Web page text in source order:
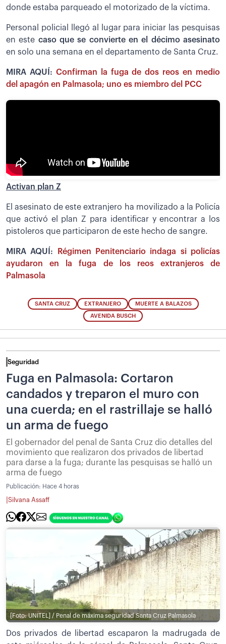
donde estaba parqueado el motorizado de la víctima.
Personal policial llegó al lugar para iniciar las pesquisas
en este caso que se convierte en el décimo asesinato
en solo una semana en el departamento de Santa Cruz.
MIRA AQUÍ: Confirman la fuga de dos reos en medio
del apagón en Palmasola; uno es miembro del PCC
Activan plan Z
El asesinato de este extranjero ha movilizado a la Policía
que activó el plan Z para identificar y encontrar a los
pistoleros que participaron de este hecho de sangre.
MIRA AQUÍ:
Régimen Penitenciario indaga si policías
ayudaron en la fuga de los reos extranjeros de
Palmasola
SANTA CRUZ EXTRANJERO MUERTE A BALAZOS
AVENIDA BUSCH
Seguridad
Fuga en Palmasola: Cortaron
candados y treparon el muro con
una cuerda; en el rastrillaje se halló
un arma de fuego
El gobernador del penal de Santa Cruz dio detalles del
movimiento que realizaron dos privados de libertad
para darse a la fuga; durante las pesquisas se halló un
arma de fuego
Publicación: Hace 4 horas
Silvana Assaff
[Foto: UNITEL] / Penal de máxima seguridad Santa Cruz Palmasola
Dos privados de libertad escaparon la madrugada de